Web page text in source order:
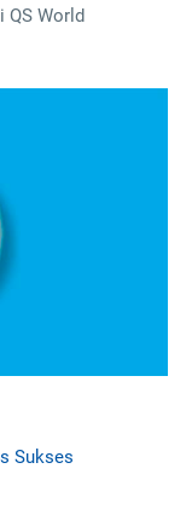
QS World
Sukses